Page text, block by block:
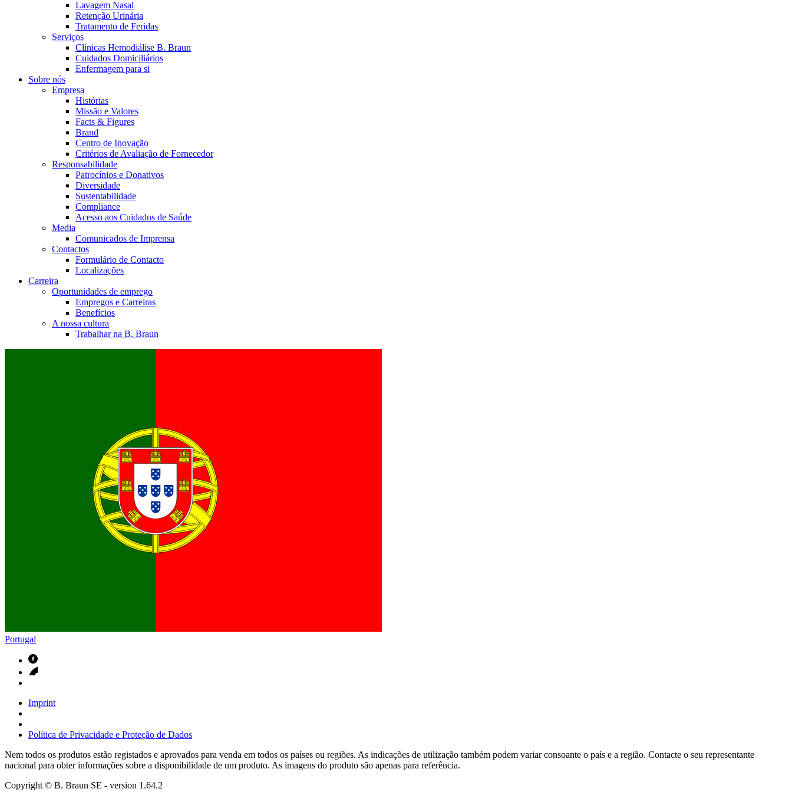
Catálogo de Produtos
Encontre o produto que procura. Visite o catálogo de produtos da B. Braun com o nosso portfólio completo.
Centro de Inovação
Vamos impulsionar juntos a inovação na tecnologia médica. Saiba mais sobre o nosso centro de inovação e apresente a sua ideia.
Lavagem Nasal
Retenção Urinária
Tratamento de Feridas
Serviços
Clínicas Hemodiálise B. Braun
Cuidados Domiciliários
Enfermagem para si
Sobre nós
Empresa
Histórias
Missão e Valores
Facts & Figures
Brand
Centro de Inovação
Critérios de Avaliação de Fornecedor
Responsabilidade
Patrocínios e Donativos
Diversidade
Sustentabilidade
Compliance
Acesso aos Cuidados de Saúde
Media
Comunicados de Imprensa
Contactos
Formulário de Contacto
Localizações
Carreira
Oportunidades de emprego
Empregos e Carreiras
Benefícios
A nossa cultura
Trabalhar na B. Braun
Portugal
Imprint
Política de Privacidade e Proteção de Dados
Nem todos os produtos estão registados e aprovados para venda em todos os países ou regiões. As indicações de utilização também podem variar consoante o país e a região. Contacte o seu representante
nacional para obter informações sobre a disponibilidade de um produto. As imagens do produto são apenas para referência.
Copyright © B. Braun SE - version 1.64.2